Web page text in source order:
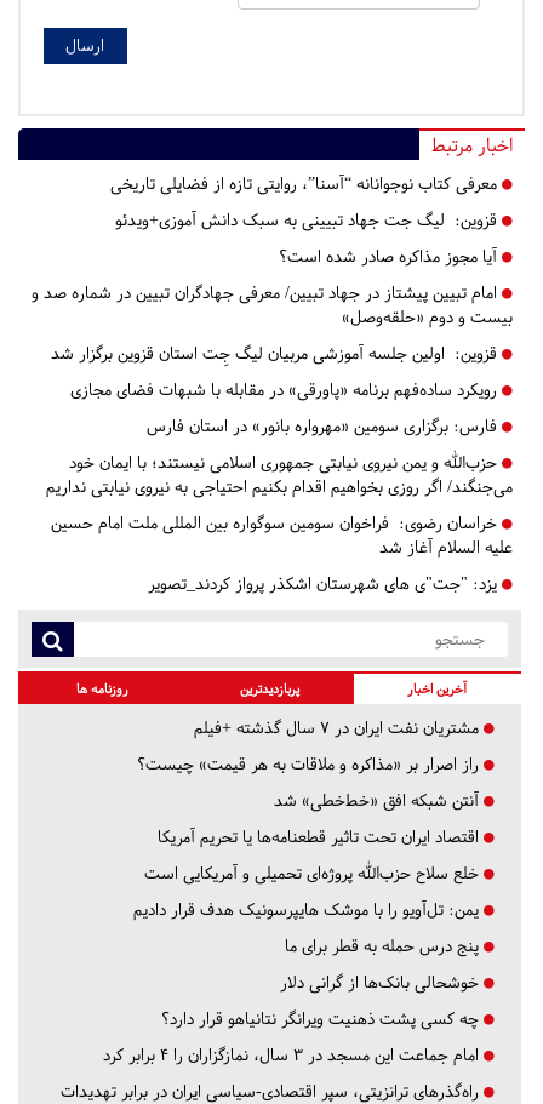
اخبار مرتبط
معرفی کتاب نوجوانانه “آسنا”، روایتی تازه از فضایلی تاریخی
قزوین: لیگ جت جهاد تبیینی به سبک دانش آموزی+ویدئو
آیا مجوز مذاکره صادر شده است؟
امام تبیین پیشتاز در جهاد تبیین/ معرفی جهادگران تبیین در شماره صد و
بیست و دوم «حلقه‌وصل»
قزوین: اولین جلسه آموزشی مربیان لیگ جِت استان قزوین برگزار شد
رویکرد ساده‌فهم برنامه «پاورقی» در مقابله با شبهات فضای مجازی
فارس: برگزاری سومین «مهرواره بانور» در استان فارس
حزب‌الله و یمن نیروی نیابتی جمهوری اسلامی نیستند؛ با ایمان خود
می‌جنگند/ اگر روزی بخواهیم اقدام بکنیم احتیاجی به نیروی نیابتی نداریم
خراسان رضوی: فراخوان سومین سوگواره بین المللی ملت امام حسین
علیه السلام آغاز شد
یزد: "جت"ی های شهرستان اشکذر پرواز کردند_تصویر
آخرین اخبار پربازدیدترین روزنامه ها
مشتریان نفت ایران در ۷ سال گذشته +فیلم
راز اصرار بر «مذاکره و ملاقات به هر قیمت» چیست؟
آنتن شبکه افق «خط‌خطی» شد
اقتصاد ایران تحت تاثیر قطعنامه‌ها یا تحریم‌ آمریکا
خلع سلاح حزب‌الله پروژه‌ای تحمیلی و آمریکایی است
یمن: تل‌آویو را با موشک هایپرسونیک هدف قرار دادیم
پنج درس‌ حمله به قطر برای ما
خوشحالی بانک‌ها از گرانی دلار
چه کسی پشت ذهنیت ویرانگر نتانیاهو قرار دارد؟
امام جماعت این مسجد در ۳ سال، نمازگزاران را ۴ برابر کرد
راه‌گذرهای ترانزیتی، سپر اقتصادی-سیاسی ایران در برابر تهدیدات